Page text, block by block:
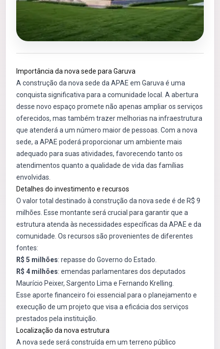
Importância da nova sede para Garuva
A construção da nova sede da APAE em Garuva é uma
conquista significativa para a comunidade local. A abertura
desse novo espaço promete não apenas ampliar os serviços
oferecidos, mas também trazer melhorias na infraestrutura
que atenderá a um número maior de pessoas. Com a nova
sede, a APAE poderá proporcionar um ambiente mais
adequado para suas atividades, favorecendo tanto os
atendimentos quanto a qualidade de vida das famílias
envolvidas.
Detalhes do investimento e recursos
O valor total destinado à construção da nova sede é de R$ 9
milhões. Esse montante será crucial para garantir que a
estrutura atenda às necessidades específicas da APAE e da
comunidade. Os recursos são provenientes de diferentes
fontes:
R$ 5 milhões: repasse do Governo do Estado.
R$ 4 milhões: emendas parlamentares dos deputados
Maurício Peixer, Sargento Lima e Fernando Krelling.
Esse aporte financeiro foi essencial para o planejamento e
execução de um projeto que visa a eficácia dos serviços
prestados pela instituição.
Localização da nova estrutura
A nova sede será construída em um terreno público